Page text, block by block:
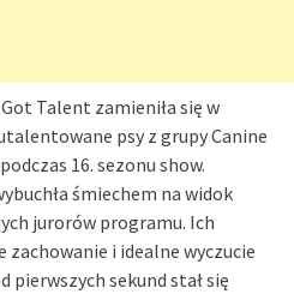
Talent zamieniła się w
psy z grupy Canine
16. sezonu show.
śmiechem na widok
jurorów programu. Ich
zachowanie i idealne wyczucie
pierwszych sekund stał się